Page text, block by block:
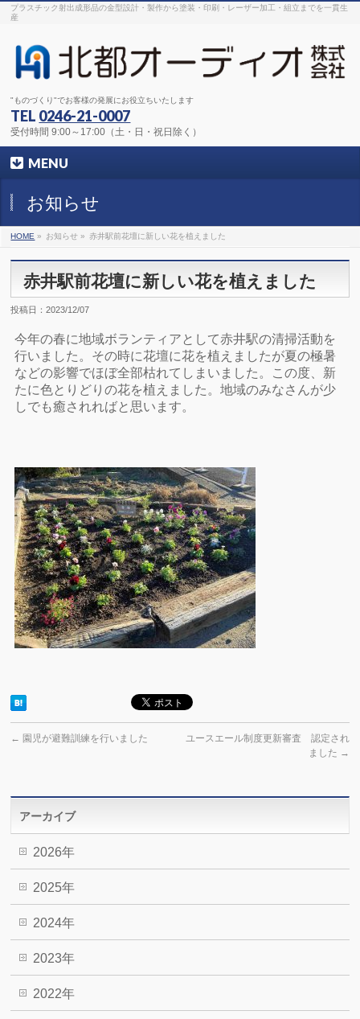
プラスチック射出成形品の金型設計・製作から塗装・印刷・レーザー加工・組立までを一貫生
産
"ものづくり"でお客様の発展にお役立ちいたします
TEL 0246-21-0007
受付時間 9:00～17:00（土・日・祝日除く）
MENU
お知らせ
HOME » お知らせ » 赤井駅前花壇に新しい花を植えました
赤井駅前花壇に新しい花を植えました
投稿日：2023/12/07
今年の春に地域ボランティアとして赤井駅の清掃活動を
行いました。その時に花壇に花を植えましたが夏の極暑
などの影響でほぼ全部枯れてしまいました。この度、新
たに色とりどりの花を植えました。地域のみなさんが少
しでも癒されればと思います。
← 園児が避難訓練を行いました
ユースエール制度更新審査 認定され
ました →
アーカイブ
2026年
2025年
2024年
2023年
2022年